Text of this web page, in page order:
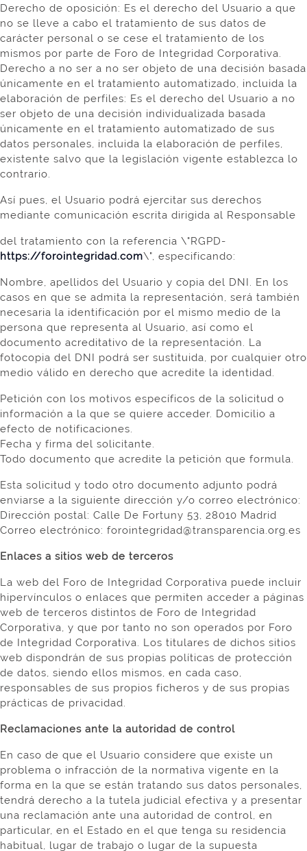
Derecho de oposición: Es el derecho del Usuario a que
no se lleve a cabo el tratamiento de sus datos de
carácter personal o se cese el tratamiento de los
mismos por parte de Foro de Integridad Corporativa.
Derecho a no ser a no ser objeto de una decisión basada
únicamente en el tratamiento automatizado, incluida la
elaboración de perfiles: Es el derecho del Usuario a no
ser objeto de una decisión individualizada basada
únicamente en el tratamiento automatizado de sus
datos personales, incluida la elaboración de perfiles,
existente salvo que la legislación vigente establezca lo
contrario.
Así pues, el Usuario podrá ejercitar sus derechos
mediante comunicación escrita dirigida al Responsable
del tratamiento con la referencia \"RGPD-
https://forointegridad.com\", especificando:
Nombre, apellidos del Usuario y copia del DNI. En los
casos en que se admita la representación, será también
necesaria la identificación por el mismo medio de la
persona que representa al Usuario, así como el
documento acreditativo de la representación. La
fotocopia del DNI podrá ser sustituida, por cualquier otro
medio válido en derecho que acredite la identidad.
Petición con los motivos específicos de la solicitud o
información a la que se quiere acceder. Domicilio a
efecto de notificaciones.
Fecha y firma del solicitante.
Todo documento que acredite la petición que formula.
Esta solicitud y todo otro documento adjunto podrá
enviarse a la siguiente dirección y/o correo electrónico:
Dirección postal: Calle De Fortuny 53, 28010 Madrid
Correo electrónico: forointegridad@transparencia.org.es
Enlaces a sitios web de terceros
La web del Foro de Integridad Corporativa puede incluir
hipervínculos o enlaces que permiten acceder a páginas
web de terceros distintos de Foro de Integridad
Corporativa, y que por tanto no son operados por Foro
de Integridad Corporativa. Los titulares de dichos sitios
web dispondrán de sus propias políticas de protección
de datos, siendo ellos mismos, en cada caso,
responsables de sus propios ficheros y de sus propias
prácticas de privacidad.
Reclamaciones ante la autoridad de control
En caso de que el Usuario considere que existe un
problema o infracción de la normativa vigente en la
forma en la que se están tratando sus datos personales,
tendrá derecho a la tutela judicial efectiva y a presentar
una reclamación ante una autoridad de control, en
particular, en el Estado en el que tenga su residencia
habitual, lugar de trabajo o lugar de la supuesta